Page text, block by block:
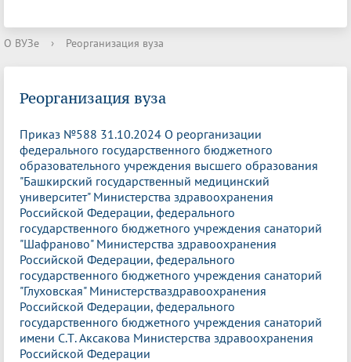
О ВУЗе › Реорганизация вуза
Реорганизация вуза
Приказ №588 31.10.2024 О реорганизации
федерального государственного бюджетного
образовательного учреждения высшего образования
"Башкирский государственный медицинский
университет" Министерства здравоохранения
Российской Федерации, федерального
государственного бюджетного учреждения санаторий
"Шафраново" Министерства здравоохранения
Российской Федерации, федерального
государственного бюджетного учреждения санаторий
"Глуховская" Министерстваздравоохранения
Российской Федерации, федерального
государственного бюджетного учреждения санаторий
имени С.Т. Аксакова Министерства здравоохранения
Российской Федерации